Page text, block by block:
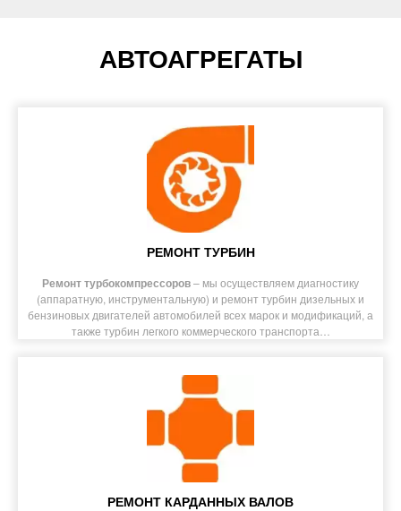
АВТОАГРЕГАТЫ
РЕМОНТ ТУРБИН
Ремонт турбокомпрессоров– мы осуществляем диагностику
(аппаратную, инструментальную) и ремонт турбин дизельных и
бензиновых двигателей автомобилей всех марок и модификаций, а
также турбин легкого коммерческого транспорта…
РЕМОНТ КАРДАННЫХ ВАЛОВ